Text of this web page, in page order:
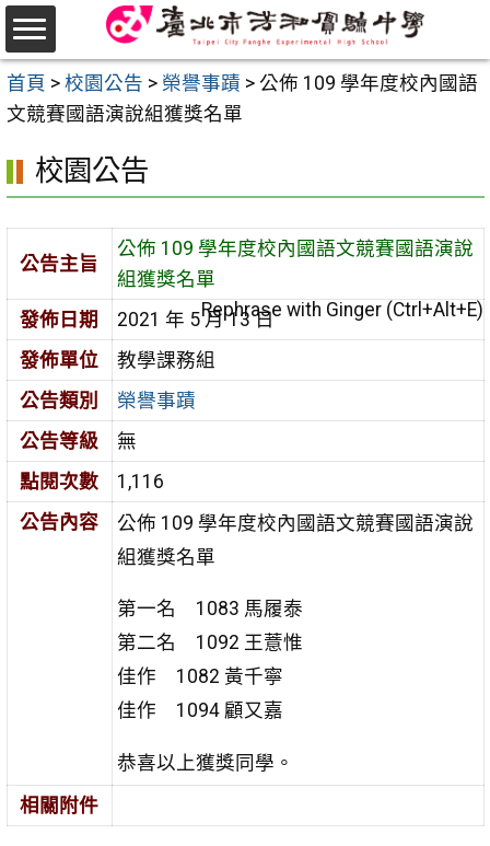
跳
至
主
要
區
首頁 > 校園公告 > 榮譽事蹟 > 公佈 109 學年度校內國語
文競賽國語演說組獲獎名單
校園公告
公告主旨
公佈 109 學年度校內國語文競賽國語演說
組獲獎名單
發佈日期
2021 年 5 月 13 日
發佈單位
教學課務組
公告類別
榮譽事蹟
公告等級
無
點閱次數
1,116
公告內容
公佈 109 學年度校內國語文競賽國語演說
組獲獎名單
第一名 1083 馬履泰
第二名 1092 王薏惟
佳作 1082 黃千寧
佳作 1094 顧又嘉
恭喜以上獲獎同學。
Rephrase with Ginger (Ctrl+Alt+E)
相關附件
選
單